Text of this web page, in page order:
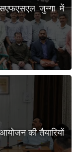
जुन्गा में
की तैयारियों